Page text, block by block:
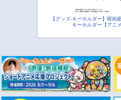
【グッズ-キーホルダー】呪術
キーホルダー【アニ